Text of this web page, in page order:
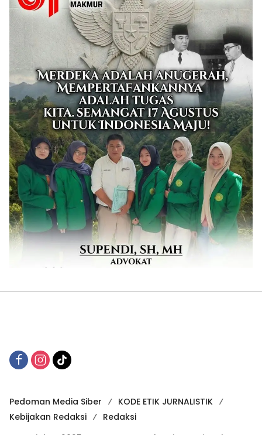
Pedoman Media Siber
KODE ETIK JURNALISTIK
Kebijakan Redaksi
Redaksi